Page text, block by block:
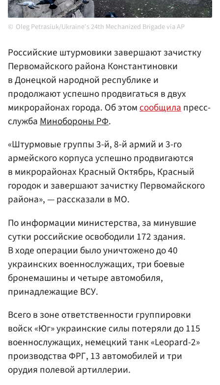
Oleg Petrasiuk/Ukraine's 24th Mechanized Brigade via AP
Российские штурмовики завершают зачистку
Первомайского района Константиновки
в Донецкой народной республике и
продолжают успешно продвигаться в двух
микрорайонах города. Об этомсообщилапресс-
службаМинобороныРФ.
«Штурмовые группы 3-й, 8-й армий и 3-го
армейского корпуса успешно продвигаются
в микрорайонах Красный Октябрь, Красный
городок и завершают зачистку Первомайского
района», — рассказали в МО.
По информации министерства, за минувшие
сутки российские освободили 172 здания.
В ходе операции было уничтожено до 40
украинских военнослужащих, три боевые
бронемашины и четыре автомобиля,
принадлежащие ВСУ.
Всего в зоне ответственности группировки
войск «Юг» украинские силы потеряли до 115
военнослужащих, немецкий танк «Leopard-2»
производства ФРГ, 13 автомобилей и три
орудия полевой артиллерии.